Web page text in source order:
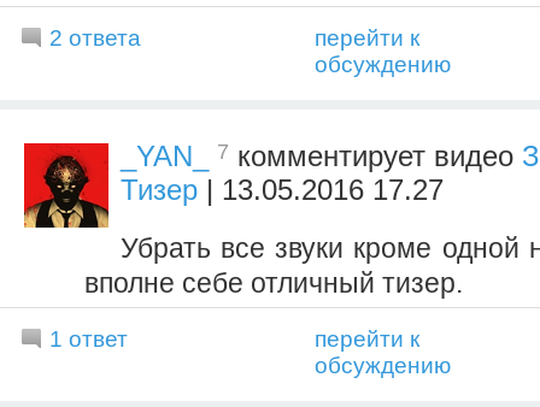
2 ответа
перейти к
обсуждению
_YAN_ 7 комментирует видео
Тизер | 13.05.2016 17.27
Убрать все звуки кроме одной
вполне себе отличный тизер.
1 ответ
перейти к
обсуждению